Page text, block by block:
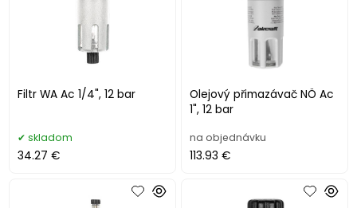
Filtr WA Ac 1/4", 12 bar
skladom
34.27 €
Olejový přimazávač NÖ Ac
1", 12 bar
na objednávku
113.93 €